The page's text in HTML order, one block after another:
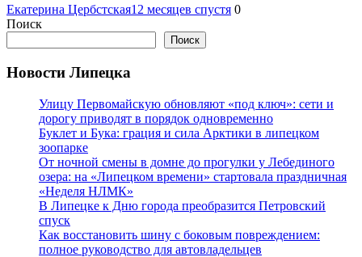
Екатерина Цербстская12 месяцев спустя 0
Поиск
Поиск
Новости Липецка
Улицу Первомайскую обновляют «под ключ»: сети и
дорогу приводят в порядок одновременно
Буклет и Бука: грация и сила Арктики в липецком
зоопарке
От ночной смены в домне до прогулки у Лебединого
озера: на «Липецком времени» стартовала праздничная
«Неделя НЛМК»
В Липецке к Дню города преобразится Петровский
спуск
Как восстановить шину с боковым повреждением:
полное руководство для автовладельцев